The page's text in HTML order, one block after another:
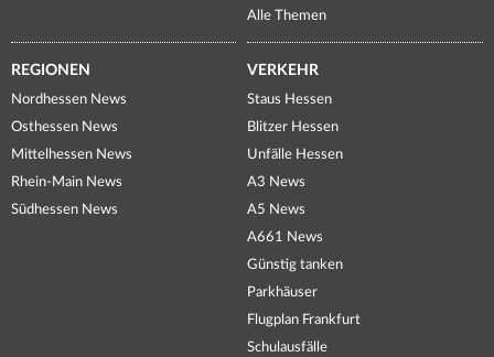
Alle Themen
REGIONEN
Nordhessen News
Osthessen News
Mittelhessen News
Rhein-Main News
Südhessen News
VERKEHR
Staus Hessen
Blitzer Hessen
Unfälle Hessen
A3 News
A5 News
A661 News
Günstig tanken
Parkhäuser
Flugplan Frankfurt
Schulausfälle